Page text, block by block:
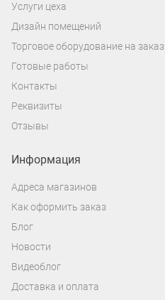
Услуги цеха
Дизайн помещений
Торговое оборудование на заказ
Готовые работы
Контакты
Реквизиты
Отзывы
Информация
Адреса магазинов
Как оформить заказ
Блог
Новости
Видеоблог
Доставка и оплата